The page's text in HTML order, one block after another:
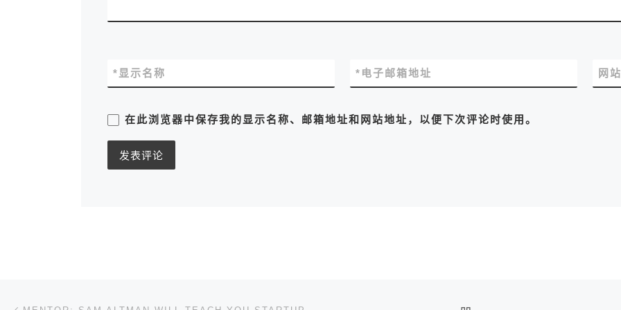
显示名称
* 电子邮箱地址
* 网
在此浏览器中保存我的显示名称、邮箱地址和网站地址，以便下次评论时使用。
文章导航